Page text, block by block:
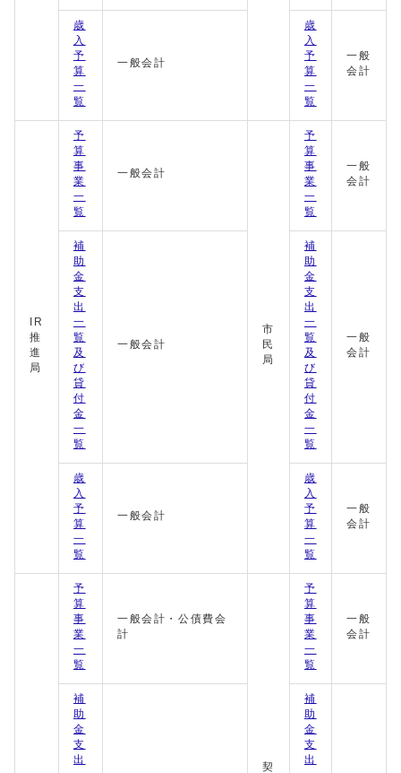
歳
入
予
算
一
覧
一般会計
歳
入
予
算
一
覧
一般
会計
IR
推
進
局
予
算
事
業
一
覧
一般会計
市
民
局
予
算
事
業
一
覧
一般
会計
補
助
金
支
出
一
覧
及
び
貸
付
金
一
覧
一般会計
補
助
金
支
出
一
覧
及
び
貸
付
金
一
覧
一般
会計
歳
入
予
算
一
覧
一般会計
歳
入
予
算
一
覧
一般
会計
予
算
事
業
一
覧
一般会計・公債費会
計
契
予
算
事
業
一
覧
一般
会計
補
助
金
支
出
補
助
金
支
出